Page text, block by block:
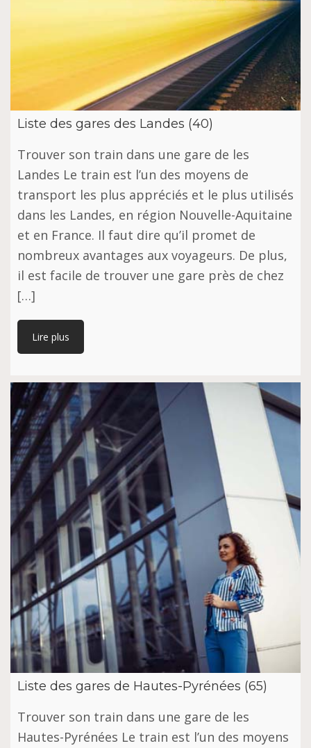
Liste des gares des Landes (40)
Trouver son train dans une gare de les
Landes Le train est l’un des moyens de
transport les plus appréciés et le plus utilisés
dans les Landes, en région Nouvelle-Aquitaine
et en France. Il faut dire qu’il promet de
nombreux avantages aux voyageurs. De plus,
il est facile de trouver une gare près de chez
[…]
Lire plus
Liste des gares de Hautes-Pyrénées (65)
Trouver son train dans une gare de les
Hautes-Pyrénées Le train est l’un des moyens